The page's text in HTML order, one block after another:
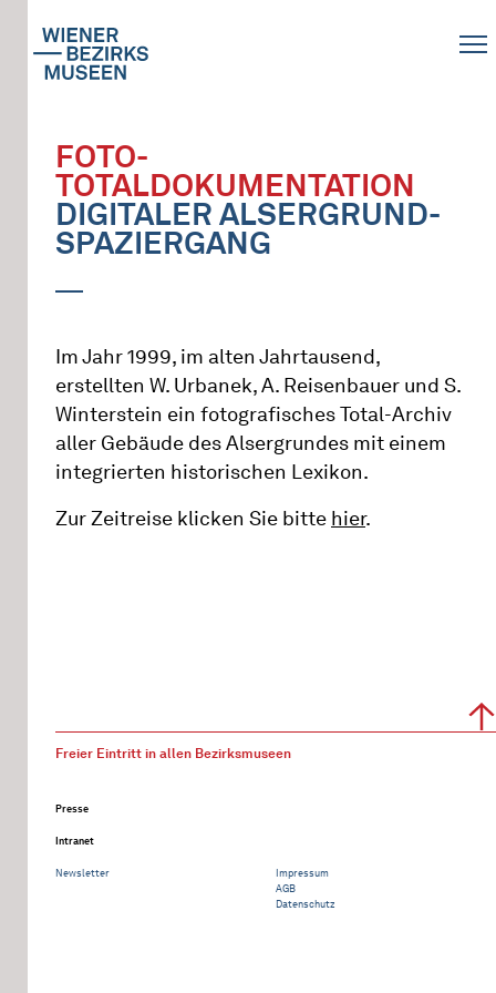
FOTO-
TOTALDOKUMENTATION
DIGITALER ALSERGRUND-
SPAZIERGANG
Im Jahr 1999, im alten Jahrtausend,
erstellten W. Urbanek, A. Reisenbauer und S.
Winterstein ein fotografisches Total-Archiv
aller Gebäude des Alsergrundes mit einem
integrierten historischen Lexikon.
Zur Zeitreise klicken Sie bitte hier.
Freier Eintritt in allen Bezirksmuseen
Presse
Intranet
Newsletter
Impressum
AGB
Datenschutz